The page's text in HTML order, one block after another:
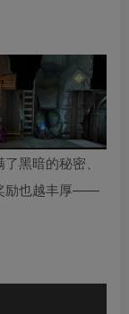
黑暗的秘密、
励也越丰厚——